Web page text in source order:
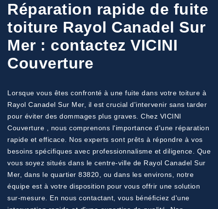
Réparation rapide de fuite
toiture Rayol Canadel Sur
Mer : contactez VICINI
Couverture
Lorsque vous êtes confronté à une fuite dans votre toiture à
Rayol Canadel Sur Mer, il est crucial d'intervenir sans tarder
pour éviter des dommages plus graves. Chez VICINI
Couverture , nous comprenons l'importance d'une réparation
rapide et efficace. Nos experts sont prêts à répondre à vos
besoins spécifiques avec professionnalisme et diligence. Que
vous soyez situés dans le centre-ville de Rayol Canadel Sur
Mer, dans le quartier 83820, ou dans les environs, notre
équipe est à votre disposition pour vous offrir une solution
sur-mesure. En nous contactant, vous bénéficiez d'une